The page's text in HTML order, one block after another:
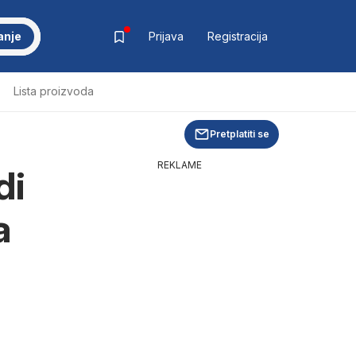
Prijava Registracija
Lista proizvoda
Pretplatiti se
REKLAME